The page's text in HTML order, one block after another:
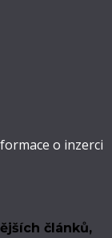
o inzerci
článků,